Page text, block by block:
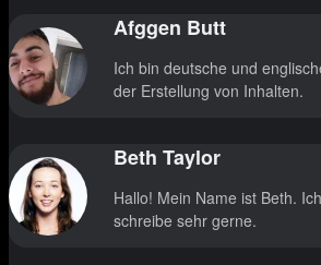
Afggen Butt
Ich bin deutsche und
der Erstellung von Inhalten.
Beth Taylor
Hallo! Mein Name ist Beth.
schreibe sehr gerne.